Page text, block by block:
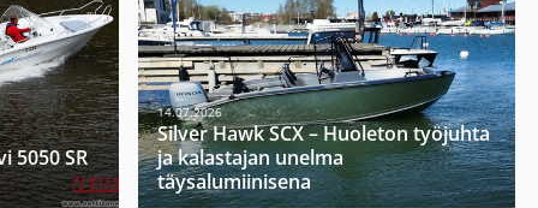
5050 SR
14.07.2026
Silver Hawk SCX – Huoleton työjuhta
ja kalastajan unelma
täysalumiinisena